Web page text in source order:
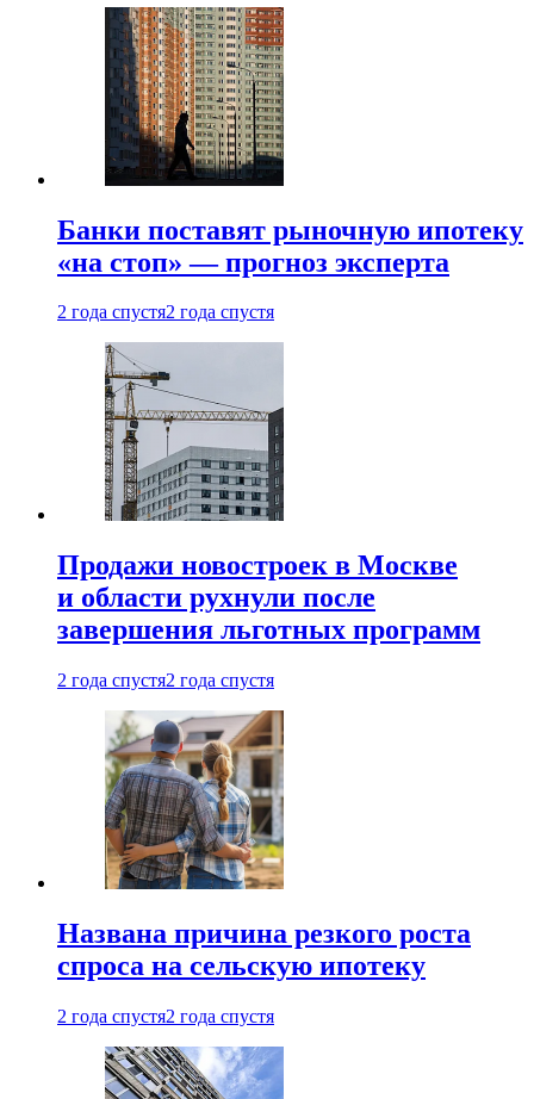
Банки поставят рыночную ипотеку
«на стоп» — прогноз эксперта
2 года спустя2 года спустя
Продажи новостроек в Москве
и области рухнули после
завершения льготных программ
2 года спустя2 года спустя
Названа причина резкого роста
спроса на сельскую ипотеку
2 года спустя2 года спустя